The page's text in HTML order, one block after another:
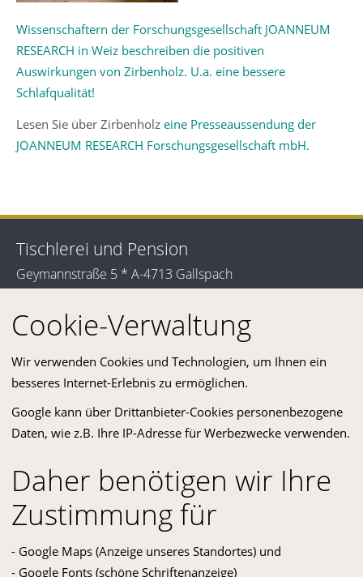
Wissenschaftern der Forschungsgesellschaft JOANNEUM
RESEARCH in Weiz beschreiben die positiven
Auswirkungen von Zirbenholz. U.a. eine bessere
Schlafqualität!
Lesen Sie über Zirbenholzeine Presseaussendung der
JOANNEUM RESEARCH Forschungsgesellschaft mbH.
Tischlerei und Pension
Geymannstraße 5 * A-4713 Gallspach
pension@breslmayr.eu
Nehmen Sie sich doch etwas Zeit und informieren Sie sich über das
vielfältige Angebot in unserem traditionellen und modernen
Familienbetrieb!
Bildergalerie
AGB
Cookie-Verwaltung
Wir verwenden Cookies und Technologien, um Ihnen ein
besseres Internet-Erlebnis zu ermöglichen.
Google kann über Drittanbieter-Cookies personenbezogene
Daten, wie z.B. Ihre IP-Adresse für Werbezwecke verwenden.
Daher benötigen wir Ihre
Zustimmung für
- Google Maps (Anzeige unseres Standortes) und
- Google Fonts (schöne Schriftenanzeige)